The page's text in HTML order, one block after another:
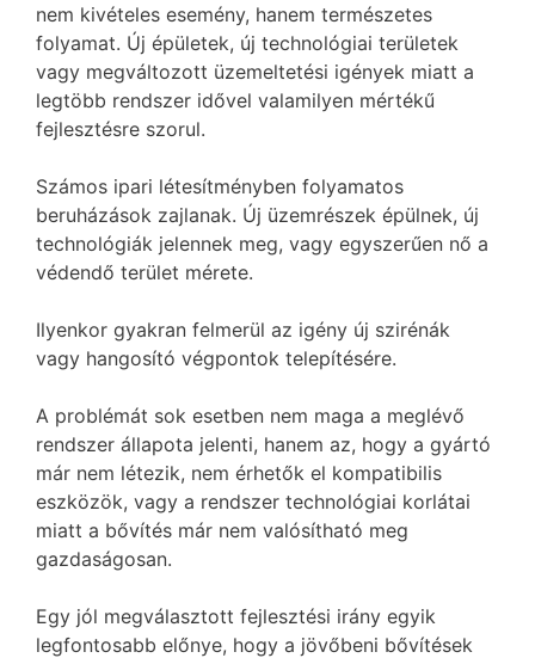
nem kivételes esemény, hanem természetes
folyamat. Új épületek, új technológiai területek
vagy megváltozott üzemeltetési igények miatt a
legtöbb rendszer idővel valamilyen mértékű
fejlesztésre szorul.
Számos ipari létesítményben folyamatos
beruházások zajlanak. Új üzemrészek épülnek, új
technológiák jelennek meg, vagy egyszerűen nő a
védendő terület mérete.
Ilyenkor gyakran felmerül az igény új szirénák
vagy hangosító végpontok telepítésére.
A problémát sok esetben nem maga a meglévő
rendszer állapota jelenti, hanem az, hogy a gyártó
már nem létezik, nem érhetők el kompatibilis
eszközök, vagy a rendszer technológiai korlátai
miatt a bővítés már nem valósítható meg
gazdaságosan.
Egy jól megválasztott fejlesztési irány egyik
legfontosabb előnye, hogy a jövőbeni bővítések